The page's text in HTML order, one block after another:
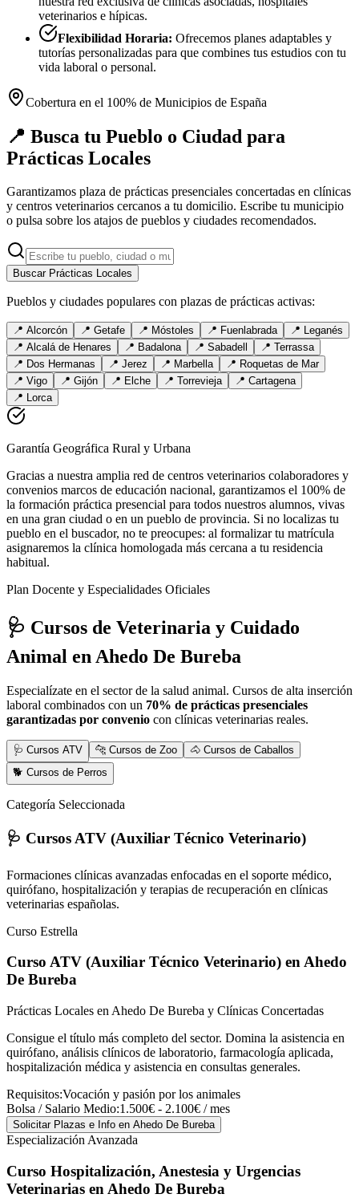
veterinarios e hípicas.
Flexibilidad Horaria: Ofrecemos planes adaptables y
tutorías personalizadas para que combines tus estudios con tu
vida laboral o personal.
Cobertura en el 100% de Municipios de España
📍 Busca tu Pueblo o Ciudad para
Prácticas Locales
Garantizamos plaza de prácticas presenciales concertadas en clínicas
y centros veterinarios cercanos a tu domicilio. Escribe tu municipio
o pulsa sobre los atajos de pueblos y ciudades recomendados.
Buscar Prácticas Locales
Pueblos y ciudades populares con plazas de prácticas activas:
📍 Alcorcón 📍 Getafe 📍 Móstoles 📍 Fuenlabrada 📍 Leganés
📍 Alcalá de Henares 📍 Badalona 📍 Sabadell 📍 Terrassa
📍 Dos Hermanas 📍 Jerez 📍 Marbella 📍 Roquetas de Mar
📍 Vigo 📍 Gijón 📍 Elche 📍 Torrevieja 📍 Cartagena
📍 Lorca
Garantía Geográfica Rural y Urbana
Gracias a nuestra amplia red de centros veterinarios colaboradores y
convenios marcos de educación nacional, garantizamos el 100% de
la formación práctica presencial para todos nuestros alumnos, vivas
en una gran ciudad o en un pueblo de provincia. Si no localizas tu
pueblo en el buscador, no te preocupes: al formalizar tu matrícula
asignaremos la clínica homologada más cercana a tu residencia
habitual.
Plan Docente y Especialidades Oficiales
🩺 Cursos de Veterinaria y Cuidado
Animal en Ahedo De Bureba
Especialízate en el sector de la salud animal. Cursos de alta inserción
laboral combinados con un 70% de prácticas presenciales
garantizadas por convenio con clínicas veterinarias reales.
🩺 Cursos ATV 🐆 Cursos de Zoo
🐴 Cursos de Caballos
🐕 Cursos de Perros
Categoría Seleccionada
🩺 Cursos ATV (Auxiliar Técnico Veterinario)
Formaciones clínicas avanzadas enfocadas en el soporte médico,
quirófano, hospitalización y terapias de recuperación en clínicas
veterinarias españolas.
Curso Estrella
Curso ATV (Auxiliar Técnico Veterinario) en Ahedo
De Bureba
Prácticas Locales en Ahedo De Bureba y Clínicas Concertadas
Consigue el título más completo del sector. Domina la asistencia en
quirófano, análisis clínicos de laboratorio, farmacología aplicada,
hospitalización médica y asistencia en consultas generales.
Requisitos:Vocación y pasión por los animales
Bolsa / Salario Medio:1.500€ - 2.100€ / mes
Solicitar Plazas e Info en Ahedo De Bureba
Especialización Avanzada
Curso Hospitalización, Anestesia y Urgencias
Veterinarias en Ahedo De Bureba